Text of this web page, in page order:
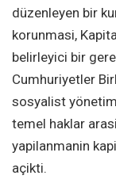
düzenleyen bir
korunmasi,
belirleyici bir
Cumhuriyetler
sosyalist
temel haklar
yapilanmanin
açikti.